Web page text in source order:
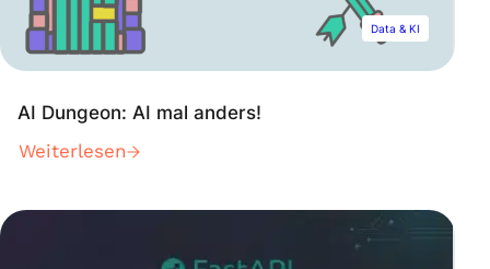
Data & KI
AI Dungeon: AI mal anders!
Weiterlesen